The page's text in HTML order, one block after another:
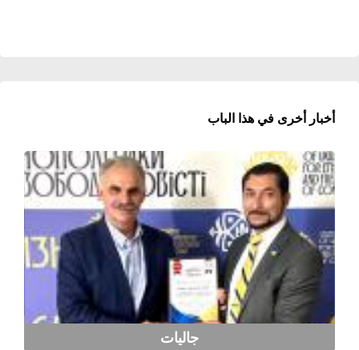
أخبار أخرى في هذا الباب
جاليات